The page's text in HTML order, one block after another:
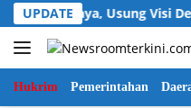
Langsung
ke
konten
UPDATEUsung Visi Desa
Hukrim Pemerintahan